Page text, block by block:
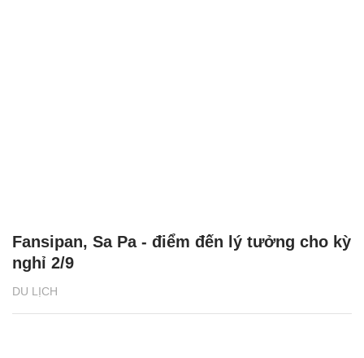
DU LỊCH
Fansipan, Sa Pa - điểm đến lý tưởng cho kỳ
nghỉ 2/9